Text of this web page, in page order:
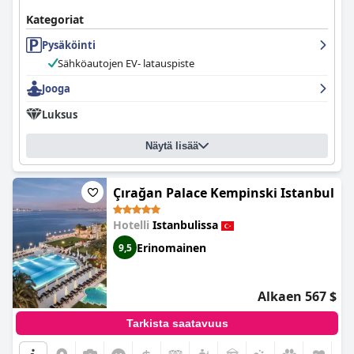
Kategoriat
Pysäköinti
Sähköautojen EV- latauspiste
Jooga
Luksus
Näytä lisää
Çırağan Palace Kempinski Istanbul
Hotelli Istanbulissa
9,5 Erinomainen
Alkaen 567 $
Tarkista saatavuus